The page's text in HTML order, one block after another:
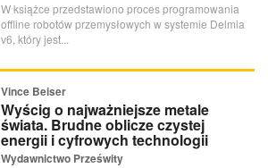
W książce przedstawiono proces programowania
offline robotów przemysłowych w systemie Delmia
v6, który jest...
Vince Beiser
Wyścig o najważniejsze metale
świata. Brudne oblicze czystej
energii i cyfrowych technologii
Wydawnictwo Prześwity